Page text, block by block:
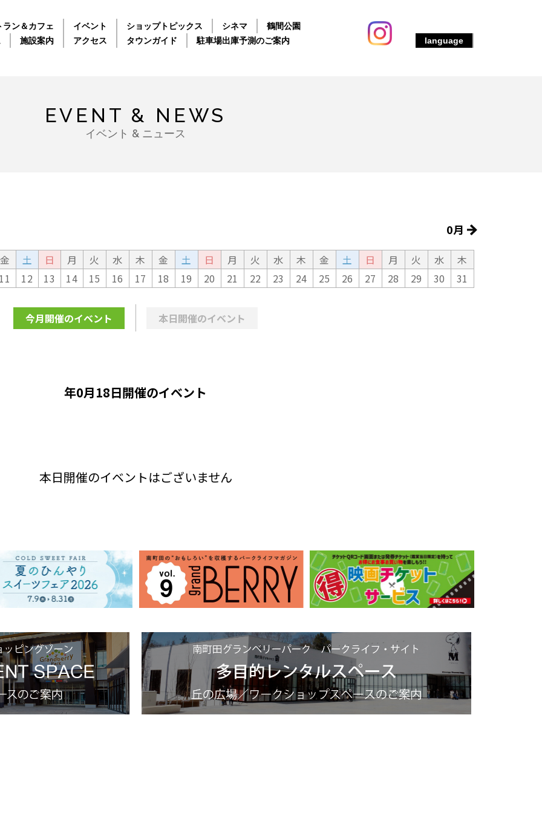
ラン＆カフェ イベント ショップトピックス シネマ
鶴間公園
施設案内 アクセス タウンガイド 駐車場出庫予測のご案内 language
EVENT & NEWS
イベント & ニュース
0月
金 土 日 月 火 水 木 金 土 日 月 火 水 木 金 土 日 月 火 水
木
11 12 13 14 15 16 17 18 19 20 21 22 23 24 25 26 27 28 29 30 31
今月開催のイベント 本日開催のイベント
年0月18日開催のイベント
本日開催のイベントはございません